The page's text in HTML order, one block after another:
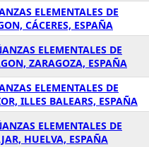
ELEMENTALES DE
CÁCERES, ESPAÑA
ELEMENTALES DE
ZARAGOZA, ESPAÑA
ELEMENTALES DE
ILLES BALEARS, ESPAÑA
ELEMENTALES DE
HUELVA, ESPAÑA